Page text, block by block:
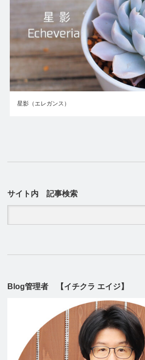
星影（エレガンス）
サイト内 記事検索
Blog管理者 【イチクラ エイジ】